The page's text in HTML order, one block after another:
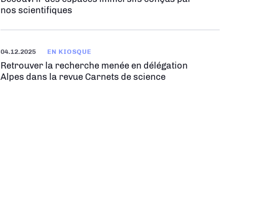
nos scientifiques
04.12.2025 EN KIOSQUE
Retrouver la recherche menée en délégation
Alpes dans la revue Carnets de science